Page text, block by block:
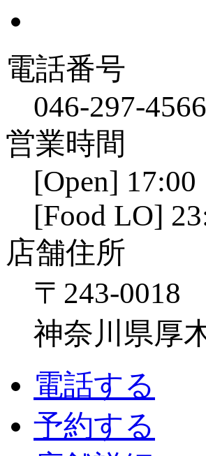
電話番号
046-297-4566
営業時間
[Open]
[Food LO]
店舗住所
〒243-0018
神奈川県厚
電話する
予約する